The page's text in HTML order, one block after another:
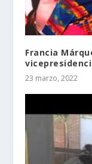
Francia
23 marzo, 2022